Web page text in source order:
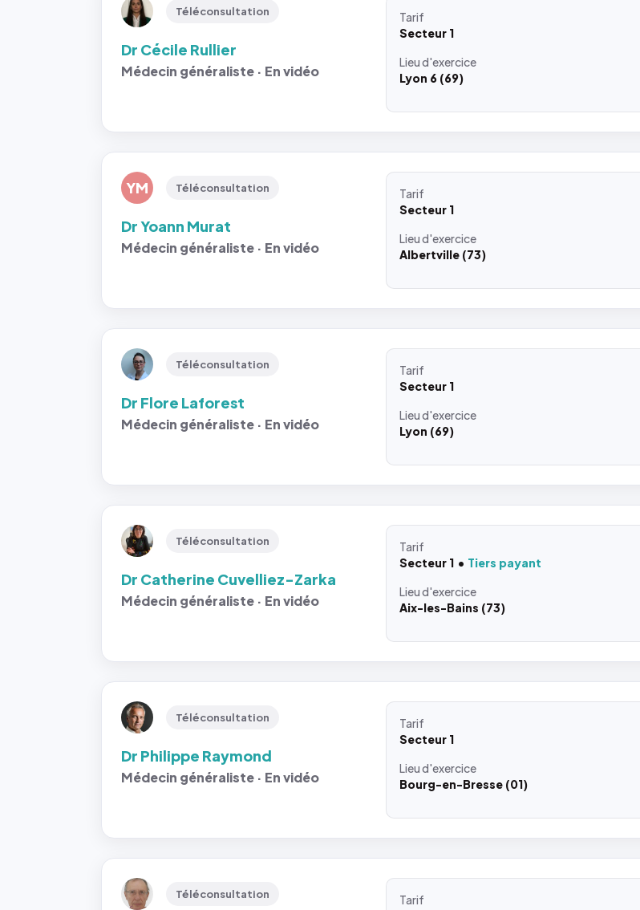
Téléconsultation
Dr Cécile Rullier
Médecin généraliste · En vidéo
Tarif
Secteur 1
Lieud'exercice
Lyon 6 (69)
YM Téléconsultation
Dr Yoann Murat
Médecin généraliste · En vidéo
Tarif
Secteur 1
Lieud'exercice
Albertville (73)
Téléconsultation
Dr Flore Laforest
Médecin généraliste · En vidéo
Tarif
Secteur 1
Lieud'exercice
Lyon (69)
Téléconsultation
Dr Catherine Cuvelliez-Zarka
Médecin généraliste · En vidéo
Tarif
Secteur 1
Tiers payant
Lieud'exercice
Aix-les-Bains (73)
Téléconsultation
Dr Philippe Raymond
Médecin généraliste · En vidéo
Tarif
Secteur 1
Lieud'exercice
Bourg-en-Bresse (01)
Téléconsultation
Tarif